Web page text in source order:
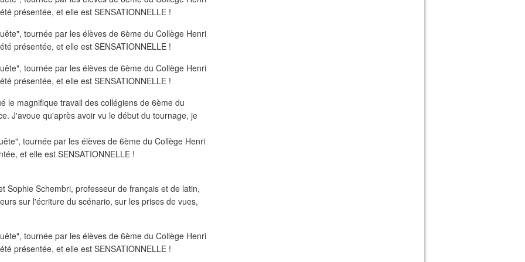
le magnifique travail des collégiens de 6ème du
J'avoue qu'après avoir vu le début du tournage, je
Sophie Schembri, professeur de français et de latin,
sur l'écriture du scénario, sur les prises de vues,